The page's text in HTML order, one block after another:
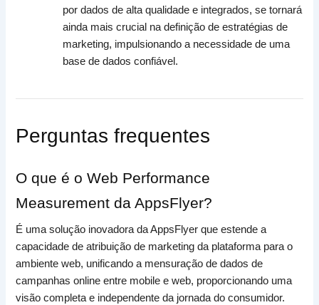
por dados de alta qualidade e integrados, se tornará
ainda mais crucial na definição de estratégias de
marketing, impulsionando a necessidade de uma
base de dados confiável.
Perguntas frequentes
O que é o Web Performance
Measurement da AppsFlyer?
É uma solução inovadora da AppsFlyer que estende a
capacidade de atribuição de marketing da plataforma para o
ambiente web, unificando a mensuração de dados de
campanhas online entre mobile e web, proporcionando uma
visão completa e independente da jornada do consumidor.